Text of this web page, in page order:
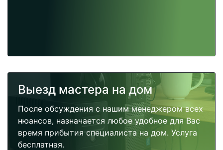
Выезд мастера на дом
После обсуждения с нашим менеджером всех
нюансов, назначается любое удобное для Вас
время прибытия специалиста на дом. Услуга
бесплатная.